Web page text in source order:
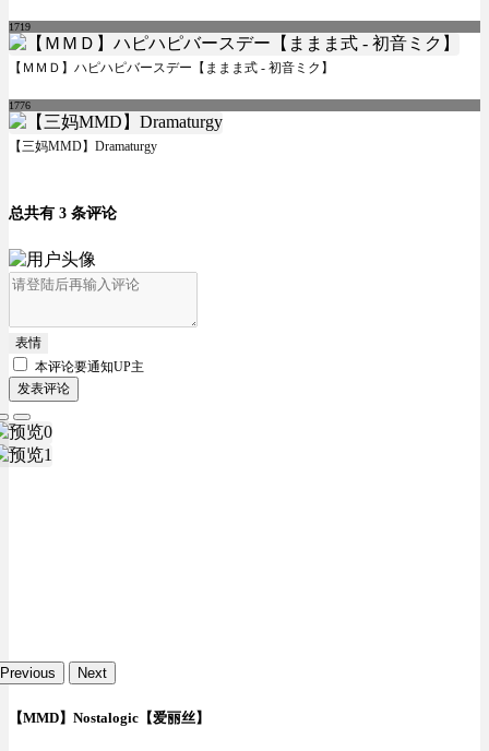
1719
【ＭＭＤ】ハピハピバースデー【ままま式 - 初音ミク】
1776
【三妈MMD】Dramaturgy
总共有 3 条评论
表情
本评论要通知UP主
发表评论
Previous Next
【MMD】Nostalogic【爱丽丝】